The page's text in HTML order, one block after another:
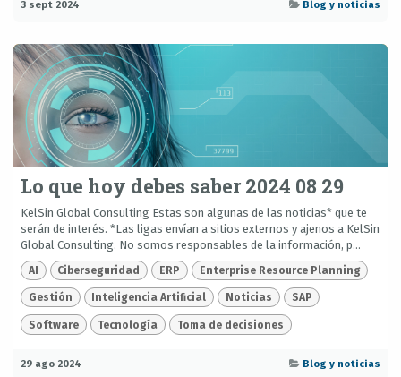
3 sept 2024 Blog y noticias
Lo que hoy debes saber 2024 08 29
KelSin Global Consulting Estas son algunas de las noticias* que te
serán de interés. *Las ligas envían a sitios externos y ajenos a KelSin
Global Consulting. No somos responsables de la información, p...
AI Ciberseguridad ERP Enterprise Resource Planning
Gestión Inteligencia Artificial Noticias SAP
Software Tecnología Toma de decisiones
29 ago 2024 Blog y noticias